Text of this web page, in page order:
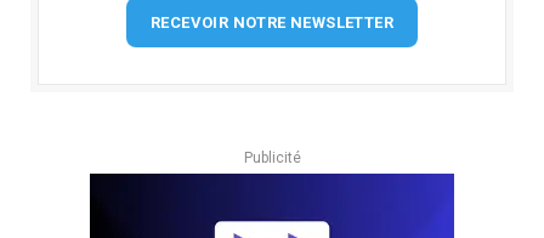
RECEVOIR NOTRE NEWSLETTER
Publicité